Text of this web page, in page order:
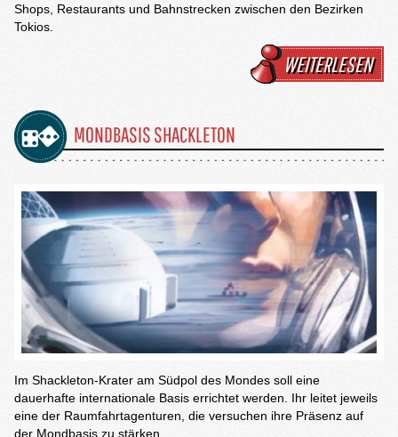
Shops, Restaurants und Bahnstrecken zwischen den Bezirken
Tokios.
WEITERLESEN
MONDBASIS SHACKLETON
Im Shackleton-Krater am Südpol des Mondes soll eine
dauerhafte internationale Basis errichtet werden. Ihr leitet jeweils
eine der Raumfahrtagenturen, die versuchen ihre Präsenz auf
der Mondbasis zu stärken.